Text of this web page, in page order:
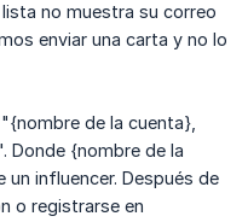
no muestra su correo
enviar una carta y no lo
de la cuenta},
Donde {nombre de la
un influencer. Después de
o registrarse en